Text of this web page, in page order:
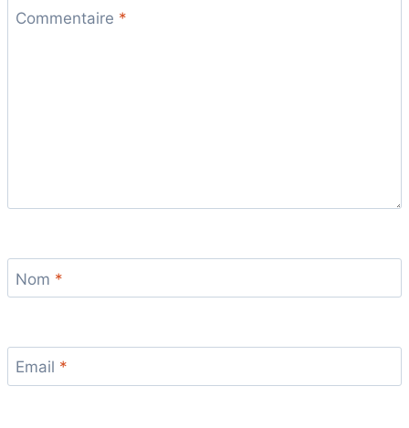
Commentaire *
Nom *
Email *